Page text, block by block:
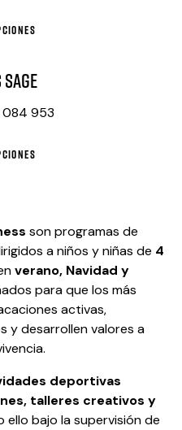
084 953
son programas de
a niños y niñas de 4
verano, Navidad y
para que los más
activas,
y desarrollen valores a
deportivas
talleres creativos y
ello bajo la supervisión de